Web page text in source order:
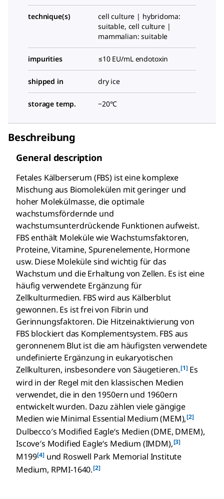
technique(s)
cell culture | hybridoma:
suitable, cell culture |
mammalian: suitable
impurities ≤10 EU/mL endotoxin
shipped in dry ice
storage temp. −20°C
Beschreibung
General description
Fetales Kälberserum (FBS) ist eine komplexe
Mischung aus Biomolekülen mit geringer und
hoher Molekülmasse, die optimale
wachstumsfördernde und
wachstumsunterdrückende Funktionen aufweist.
FBS enthält Moleküle wie Wachstumsfaktoren,
Proteine, Vitamine, Spurenelemente, Hormone
usw. Diese Moleküle sind wichtig für das
Wachstum und die Erhaltung von Zellen. Es ist eine
häufig verwendete Ergänzung für
Zellkulturmedien. FBS wird aus Kälberblut
gewonnen. Es ist frei von Fibrin und
Gerinnungsfaktoren. Die Hitzeinaktivierung von
FBS blockiert das Komplementsystem. FBS aus
geronnenem Blut ist die am häufigsten verwendete
undefinierte Ergänzung in eukaryotischen
Zellkulturen, insbesondere von Säugetieren.[1]Es
wird in der Regel mit den klassischen Medien
verwendet, die in den 1950ern und 1960ern
entwickelt wurden. Dazu zählen viele gängige
Medien wie Minimal Essential Medium (MEM),[2]
Dulbecco′s Modified Eagle‘s Medien (DME, DMEM),
Iscove′s Modified Eagle‘s Medium (IMDM),[3]
M199[4]und Roswell Park Memorial Institute
Medium, RPMI-1640.[2]